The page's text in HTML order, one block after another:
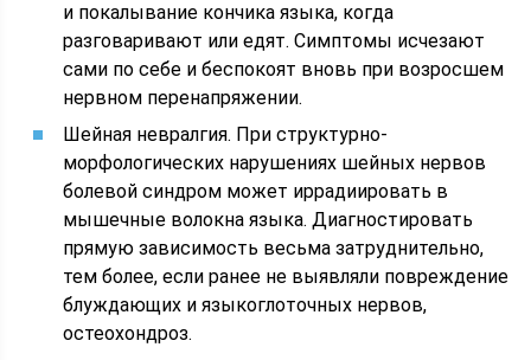
и покалывание кончика языка, когда
разговаривают или едят. Симптомы исчезают
сами по себе и беспокоят вновь при возросшем
нервном перенапряжении.
Шейная невралгия. При структурно-
морфологических нарушениях шейных нервов
болевой синдром может иррадиировать в
мышечные волокна языка. Диагностировать
прямую зависимость весьма затруднительно,
тем более, если ранее не выявляли повреждение
блуждающих и языкоглоточных нервов,
остеохондроз.